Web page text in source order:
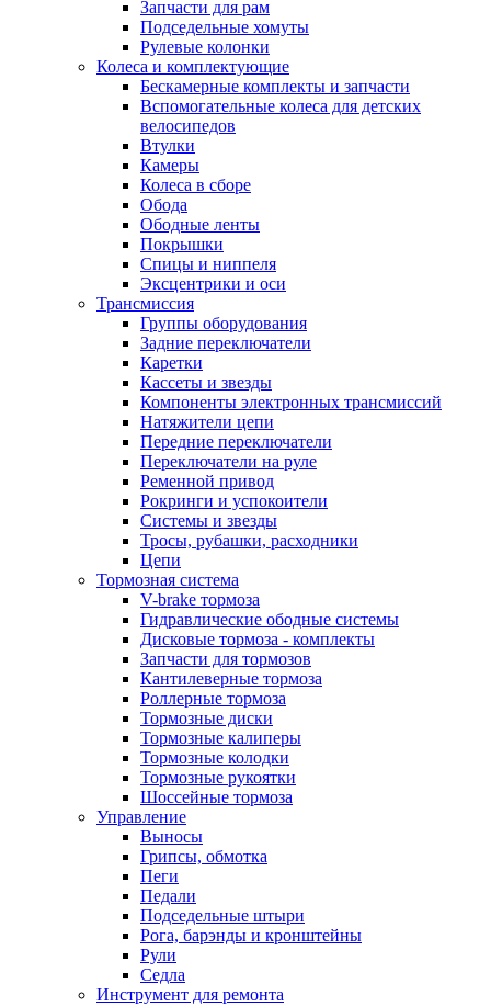
Запчасти для рам
Подседельные хомуты
Рулевые колонки
Колеса и комплектующие
Бескамерные комплекты и запчасти
Вспомогательные колеса для детских
велосипедов
Втулки
Камеры
Колеса в сборе
Обода
Ободные ленты
Покрышки
Спицы и ниппеля
Эксцентрики и оси
Трансмиссия
Группы оборудования
Задние переключатели
Каретки
Кассеты и звезды
Компоненты электронных трансмиссий
Натяжители цепи
Передние переключатели
Переключатели на руле
Ременной привод
Рокринги и успокоители
Системы и звезды
Тросы, рубашки, расходники
Цепи
Тормозная система
V-brake тормоза
Гидравлические ободные системы
Дисковые тормоза - комплекты
Запчасти для тормозов
Кантилеверные тормоза
Роллерные тормоза
Тормозные диски
Тормозные калиперы
Тормозные колодки
Тормозные рукоятки
Шоссейные тормоза
Управление
Выносы
Грипсы, обмотка
Пеги
Педали
Подседельные штыри
Рога, барэнды и кронштейны
Рули
Седла
Инструмент для ремонта